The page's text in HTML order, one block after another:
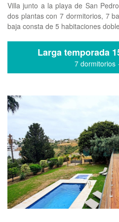
Villa junto a la playa de San
dos plantas con 7 dormitorios, 7
baja consta de 5 habitaciones
Larga temporada
7 dormitorios ·